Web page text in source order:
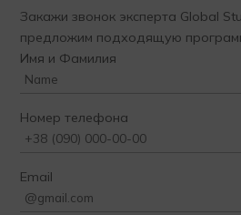
Закажи звонок эксперта Global
предложим подходящую
Имя и Фамилия
Номер телефона
Email